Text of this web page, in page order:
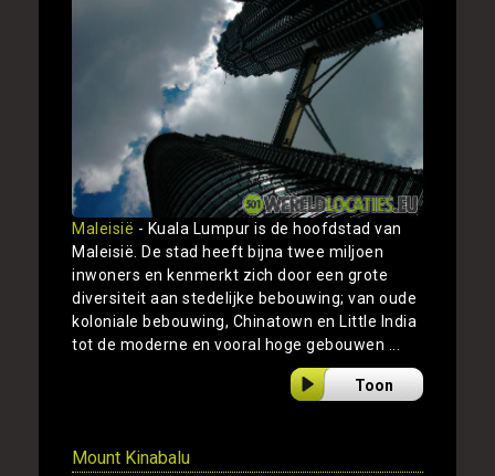
Maleisië - Kuala Lumpur is de hoofdstad van
Maleisië. De stad heeft bijna twee miljoen
inwoners en kenmerkt zich door een grote
diversiteit aan stedelijke bebouwing; van oude
koloniale bebouwing, Chinatown en Little India
tot de moderne en vooral hoge gebouwen ...
Toon
Mount Kinabalu